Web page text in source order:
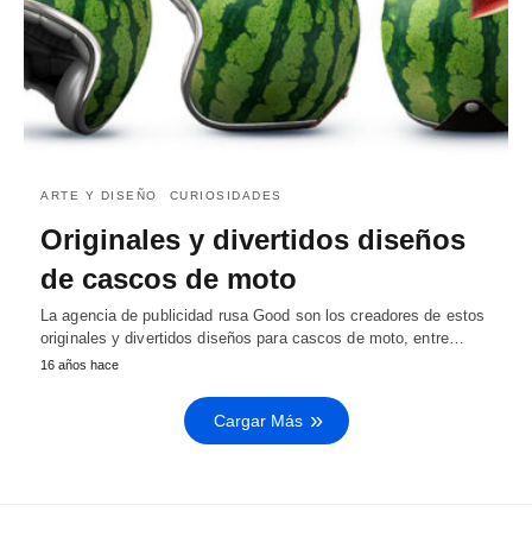
ARTE Y DISEÑO CURIOSIDADES
Originales y divertidos diseños
de cascos de moto
La agencia de publicidad rusa Good son los creadores de estos
originales y divertidos diseños para cascos de moto, entre…
16 años hace
Cargar Más